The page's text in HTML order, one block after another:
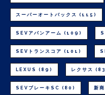
スーパーオートバックス (115)
SEVアバンアーム (109)
SEVトランスコア (101)
LEXUS (89) レクサス
SEVブレーキSC (80) 新商